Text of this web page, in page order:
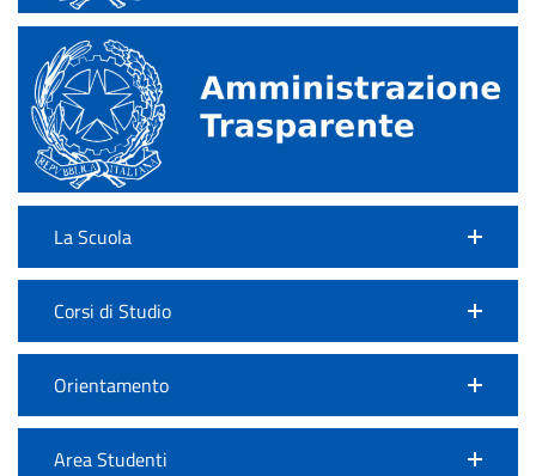
La Scuola
Corsi di Studio
Orientamento
Area Studenti